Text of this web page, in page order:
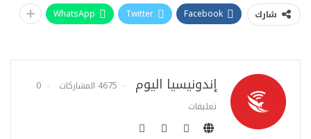
شارك Facebook
Twitter
WhatsApp
إندونيسيا اليوم 4675 المشاركات
0
تعليقات